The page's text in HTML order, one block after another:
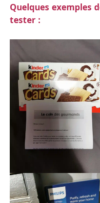
Quelques exemples
tester :